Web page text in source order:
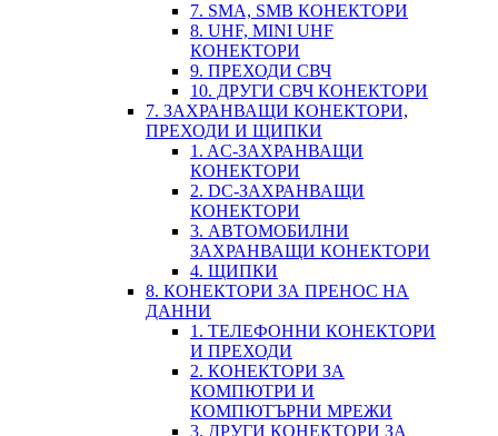
7. SMA, SMB КОНЕКТОРИ
8. UHF, MINI UHF
КОНЕКТОРИ
9. ПРЕХОДИ СВЧ
10. ДРУГИ СВЧ КОНЕКТОРИ
7. ЗАХРАНВАЩИ КОНЕКТОРИ,
ПРЕХОДИ И ЩИПКИ
1. AC-ЗАХРАНВАЩИ
КОНЕКТОРИ
2. DC-ЗАХРАНВАЩИ
КОНЕКТОРИ
3. АВТОМОБИЛНИ
ЗАХРАНВАЩИ КОНЕКТОРИ
4. ЩИПКИ
8. КОНЕКТОРИ ЗА ПРЕНОС НА
ДАННИ
1. ТЕЛЕФОННИ КОНЕКТОРИ
И ПРЕХОДИ
2. КОНЕКТОРИ ЗА
КОМПЮТРИ И
КОМПЮТЪРНИ МРЕЖИ
3. ДРУГИ КОНЕКТОРИ ЗА